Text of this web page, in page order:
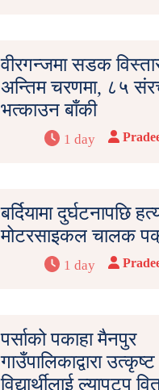
वीरगन्जमा सडक
अन्तिम चरणमा, ८५
भत्काउन बाँकी
1 day
बर्दियामा दुर्घटनापछि
मोटरसाइकल चालक
1 day
पर्साको पकाहा मैनपुर
गाउँपालिकाद्वारा
विद्यार्थीलाई ल्यापटप